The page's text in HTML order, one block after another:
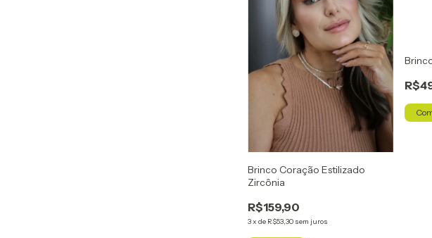
Brinco Coração Estilizado
Zircônia
R$159,90
3xde R$53,30 sem juros